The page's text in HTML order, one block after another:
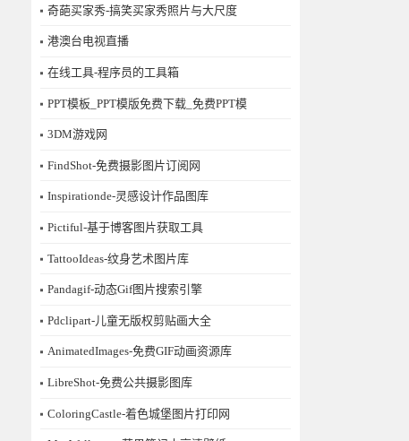
奇葩买家秀-搞笑买家秀照片与大尺度
港澳台电视直播
在线工具-程序员的工具箱
PPT模板_PPT模版免费下载_免费PPT模
3DM游戏网
FindShot-免费摄影图片订阅网
Inspirationde-灵感设计作品图库
Pictiful-基于博客图片获取工具
TattooIdeas-纹身艺术图片库
Pandagif-动态Gif图片搜索引擎
Pdclipart-儿童无版权剪贴画大全
AnimatedImages-免费GIF动画资源库
LibreShot-免费公共摄影图库
ColoringCastle-着色城堡图片打印网